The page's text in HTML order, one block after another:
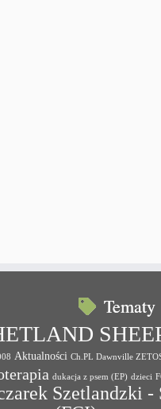
Tematy
Aktualności Ch.PL Dawnville
dukacja z psem (EP) dzieci
Szetlandzki -